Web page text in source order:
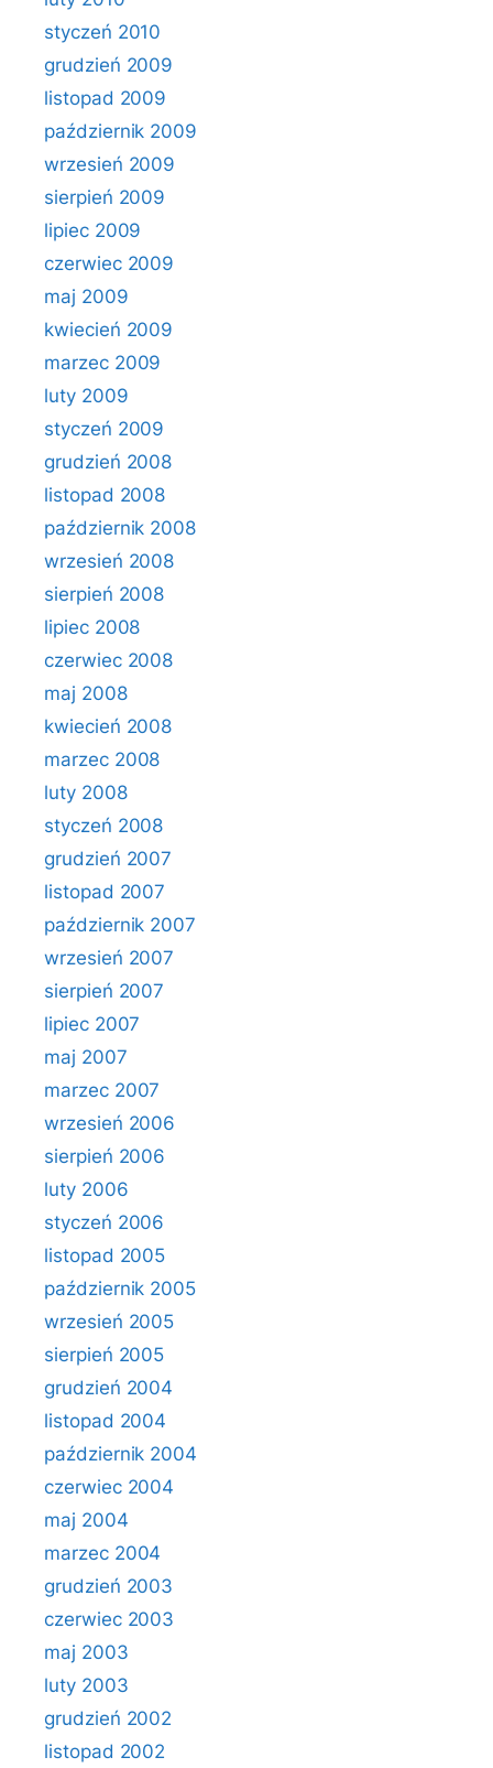
styczeń 2010
grudzień 2009
listopad 2009
październik 2009
wrzesień 2009
sierpień 2009
lipiec 2009
czerwiec 2009
maj 2009
kwiecień 2009
marzec 2009
luty 2009
styczeń 2009
grudzień 2008
listopad 2008
październik 2008
wrzesień 2008
sierpień 2008
lipiec 2008
czerwiec 2008
maj 2008
kwiecień 2008
marzec 2008
luty 2008
styczeń 2008
grudzień 2007
listopad 2007
październik 2007
wrzesień 2007
sierpień 2007
lipiec 2007
maj 2007
marzec 2007
wrzesień 2006
sierpień 2006
luty 2006
styczeń 2006
listopad 2005
październik 2005
wrzesień 2005
sierpień 2005
grudzień 2004
listopad 2004
październik 2004
czerwiec 2004
maj 2004
marzec 2004
grudzień 2003
czerwiec 2003
maj 2003
luty 2003
grudzień 2002
listopad 2002